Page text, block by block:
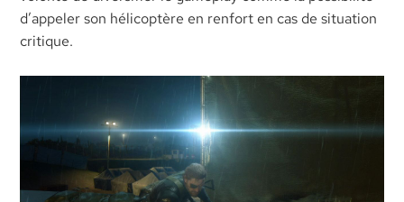
d’appeler son hélicoptère en renfort en cas de situation
critique.